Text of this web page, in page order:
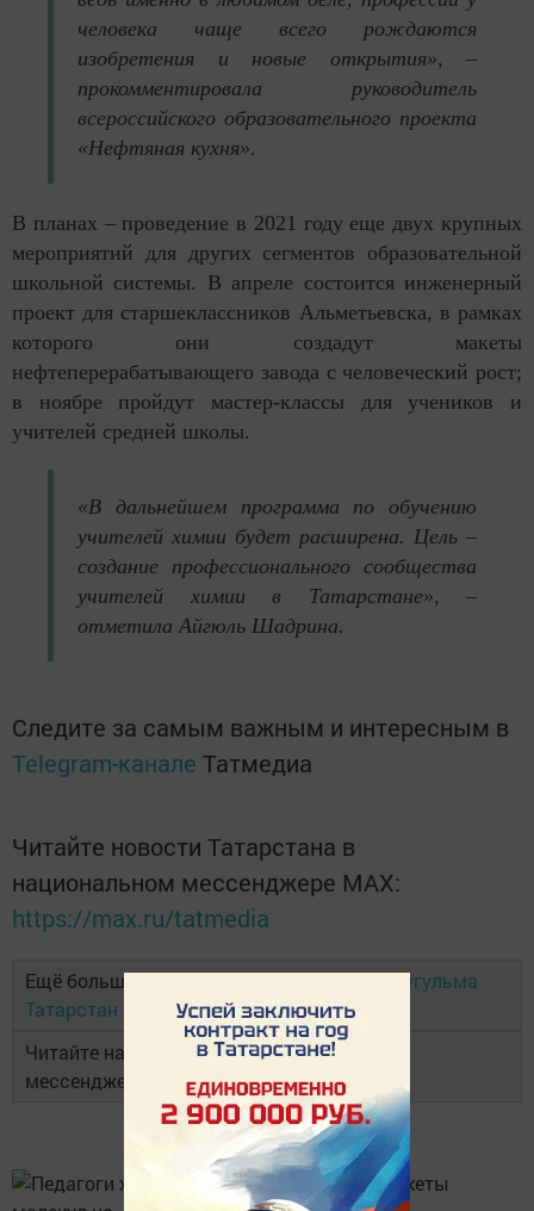
человека чаще всего рождаются
изобретения и новые открытия», –
прокомментировала руководитель
всероссийского образовательного проекта
«Нефтяная кухня».
В планах – проведение в 2021 году еще двух крупных
мероприятий для других сегментов образовательной
школьной системы. В апреле состоится инженерный
проект для старшеклассников Альметьевска, в рамках
которого они создадут макеты
нефтеперерабатывающего завода с человеческий рост;
в ноябре пройдут мастер-классы для учеников и
учителей средней школы.
«В дальнейшем программа по обучению
учителей химии будет расширена. Цель –
создание профессионального сообщества
учителей химии в Татарстане», –
отметила Айгюль Шадрина.
Следите за самым важным и интересным в
Telegram-канале Татмедиа
Читайте новости Татарстана в
национальном мессенджере MАХ:
https://max.ru/tatmedia
Ещё больше новостей в Telegram-каналеБугульма
Татарстан
Читайте наши новости в национальном
мессенджере
MAXи в«Дзен»